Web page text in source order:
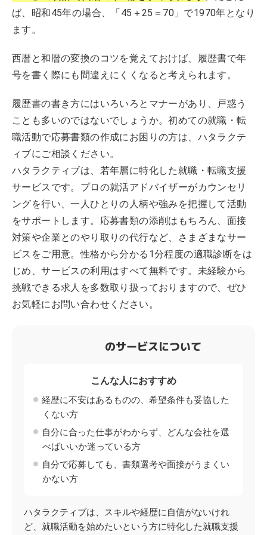
ば、昭和45年の場合、「45＋25＝70」で1970年となり
ます。
西暦と和暦の変換のコツを覚えておけば、履歴書で年
号を書く際にも間違えにくくなると考えられます。
履歴書の書き方にはいろいろとマナーがあり、戸惑う
ことも多いのではないでしょうか。初めての就職・転
職活動で応募書類の作成にお困りの方は、ハタラクテ
ィブにご相談ください。
ハタラクティブは、若年層に特化した就職・転職支援
サービスです。プロの就活アドバイザーがカウンセリ
ングを行い、一人ひとりの人柄や強みを把握して活動
をサポートします。応募書類の添削はもちろん、面接
対策や企業とのやり取りの代行など、さまざまなサー
ビスをご用意。性格から分かる1分程度の適職診断をは
じめ、サービスの利用はすべて無料です。未経験から
挑戦できる求人を多数取り扱っておりますので、ぜひ
お気軽にお問い合わせください。
のサービスについて
こんな人におすすめ
経歴に不安はあるものの、希望条件も妥協した
くない方
自分に合った仕事がわからず、どんな会社を選
べばいいか迷っている方
自分で応募しても、書類選考や面接がうまくい
かない方
ハタラクティブは、スキルや経歴に自信がないけれ
ど、就職活動を始めたいという方に特化した就職支援